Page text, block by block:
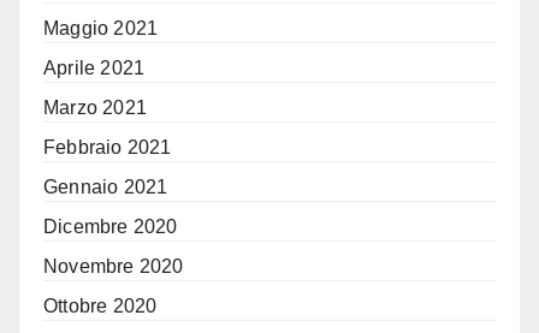
Maggio 2021
Aprile 2021
Marzo 2021
Febbraio 2021
Gennaio 2021
Dicembre 2020
Novembre 2020
Ottobre 2020